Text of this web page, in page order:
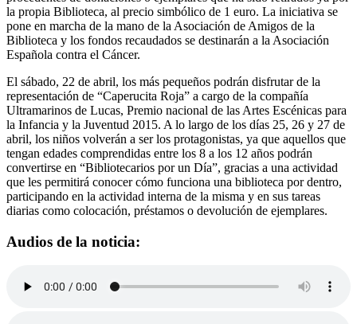
la propia Biblioteca, al precio simbólico de 1 euro. La iniciativa se
pone en marcha de la mano de la Asociación de Amigos de la
Biblioteca y los fondos recaudados se destinarán a la Asociación
Española contra el Cáncer.
El sábado, 22 de abril, los más pequeños podrán disfrutar de la
representación de “Caperucita Roja” a cargo de la compañía
Ultramarinos de Lucas, Premio nacional de las Artes Escénicas para
la Infancia y la Juventud 2015. A lo largo de los días 25, 26 y 27 de
abril, los niños volverán a ser los protagonistas, ya que aquellos que
tengan edades comprendidas entre los 8 a los 12 años podrán
convertirse en “Bibliotecarios por un Día”, gracias a una actividad
que les permitirá conocer cómo funciona una biblioteca por dentro,
participando en la actividad interna de la misma y en sus tareas
diarias como colocación, préstamos o devolución de ejemplares.
Audios de la noticia: